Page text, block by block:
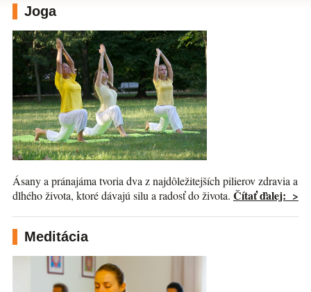
Joga
Ásany a pránajáma tvoria dva z najdôležitejších pilierov zdravia a
dlhého života, ktoré dávajú silu a radosť do života. Čítať ďalej: >
Meditácia